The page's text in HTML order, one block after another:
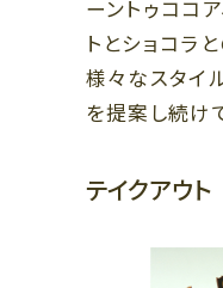
ーントゥココ
トとショコラ
様々なスタイ
を提案し続け
テイクアウト